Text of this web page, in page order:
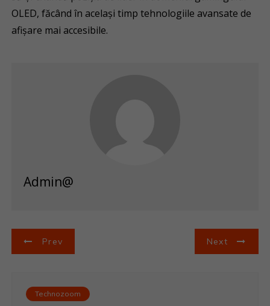
OLED, făcând în același timp tehnologiile avansate de
afișare mai accesibile.
Admin@
N
Prev Next
Technozoom